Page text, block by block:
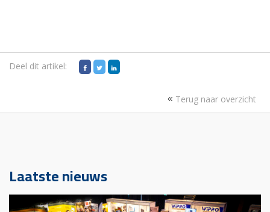
Deel dit artikel:
Terug naar overzicht
Laatste nieuws